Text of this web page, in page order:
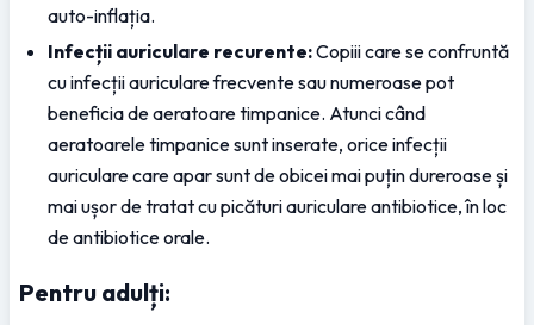
auto-inflația.
Infecții auriculare recurente: Copiii care se confruntă
cu infecții auriculare frecvente sau numeroase pot
beneficia de aeratoare timpanice. Atunci când
aeratoarele timpanice sunt inserate, orice infecții
auriculare care apar sunt de obicei mai puțin dureroase și
mai ușor de tratat cu picături auriculare antibiotice, în loc
de antibiotice orale.
Pentru adulți: